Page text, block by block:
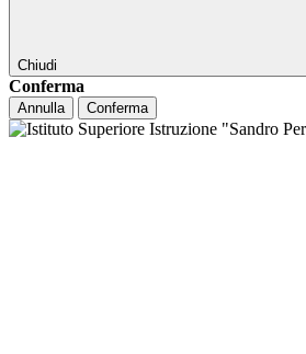
Chiudi
Conferma
Annulla Conferma